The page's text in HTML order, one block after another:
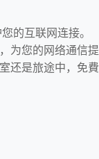
的互联网连接。
为您的网络通信提
还是旅途中，免費